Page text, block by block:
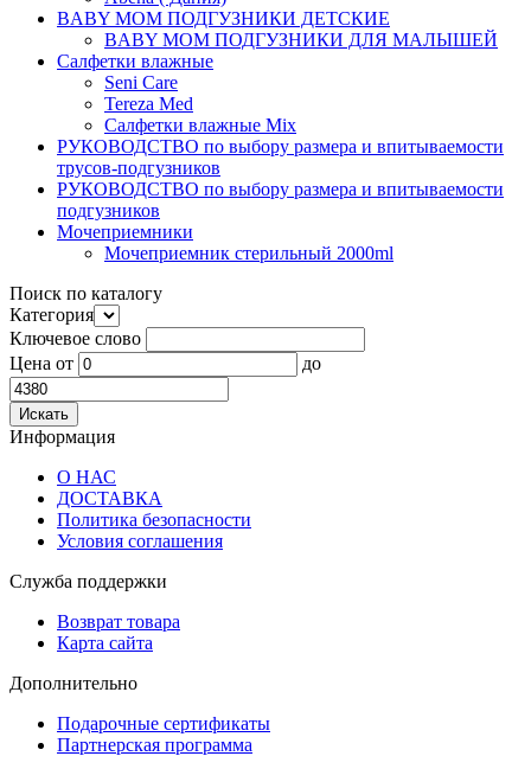
BABY MOM ПОДГУЗНИКИ ДЕТСКИЕ
BABY MOM ПОДГУЗНИКИ ДЛЯ МАЛЫШЕЙ
Салфетки влажные
Seni Care
Tereza Med
Салфетки влажные Mix
РУКОВОДСТВО по выбору размера и впитываемости
трусов-подгузников
РУКОВОДСТВО по выбору размера и впитываемости
подгузников
Мочеприемники
Мочеприемник стерильный 2000ml
Поиск по каталогу
Категория
Ключевое слово
Цена от до
Информация
О НАС
ДОСТАВКА
Политика безопасности
Условия соглашения
Служба поддержки
Возврат товара
Карта сайта
Дополнительно
Подарочные сертификаты
Партнерская программа